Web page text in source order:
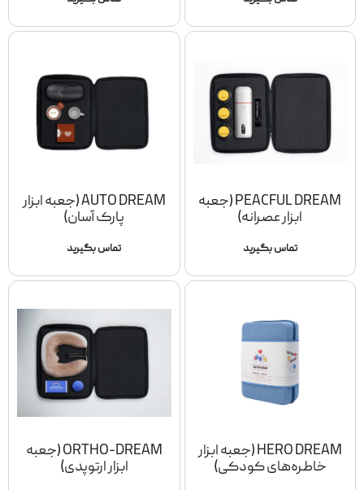
PEACFUL DREAM (جعبه
ابزار عصرانه)
تماس بگیرید
AUTO DREAM (جعبه ابزار
پارک آسان)
تماس بگیرید
HERO DREAM (جعبه ابزار
خاطره‌های کودکی)
ORTHO-DREAM (جعبه
ابزار ارتوپدی)